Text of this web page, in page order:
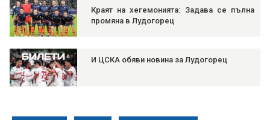
Краят на хегемонията: Задава се пълна
промяна в Лудогорец
И ЦСКА обяви новина за Лудогорец